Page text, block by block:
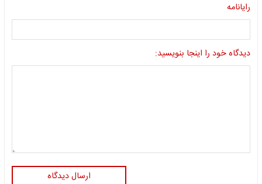
رایانامه
دیدگاه خود را اینجا بنویسید:
ارسال دیدگاه